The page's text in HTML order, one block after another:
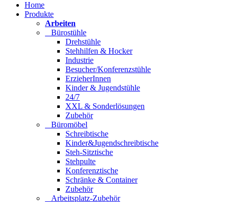
Home
Produkte
Arbeiten
Bürostühle
Drehstühle
Stehhilfen & Hocker
Industrie
Besucher/Konferenzstühle
ErzieherInnen
Kinder & Jugendstühle
24/7
XXL & Sonderlösungen
Zubehör
Büromöbel
Schreibtische
Kinder&Jugendschreibtische
Steh-Sitztische
Stehpulte
Konferenztische
Schränke & Container
Zubehör
Arbeitsplatz-Zubehör